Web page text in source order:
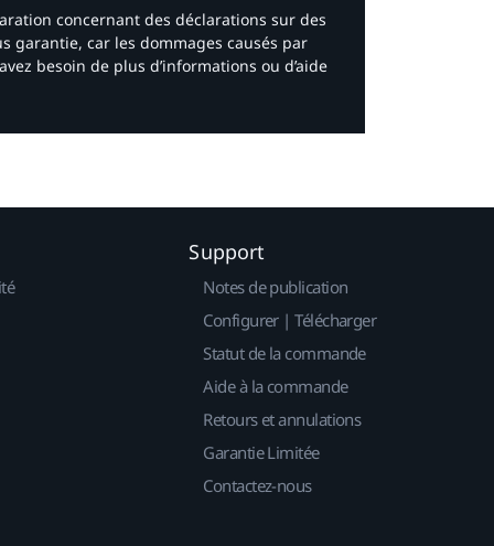
concernant des déclarations sur des
garantie, car les dommages causés par
besoin de plus d’informations ou d’aide
Support
Notes de publication
Configurer | Télécharger
Statut de la commande
Aide à la commande
Retours et annulations
Garantie Limitée
Contactez-nous